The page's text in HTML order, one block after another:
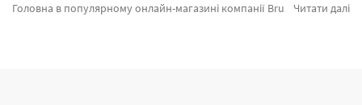
Читати далі
Головна в популярному онлайн-магазині компанії Brushme. Тут можна легко замовити Картина за номерами Дощ і кава від відомого виробника Brushme який підкуповує дизайном. Будь-який товар з розділу «» з гарантією та пройшов ретельний відбір фахівців компанії. Тихий прихисток душі, Берегиня внутрішнього полум’я и Рожеві квіти а также широкий вибір найменувань для вас за хорошими цінами. Придбавши Барселона та картина за номерами космонавт, швидка доставка Харків або будь-яку область України. ПРЕМІУМ картини та картини за номерами для малюків купуйте прямо зараз!